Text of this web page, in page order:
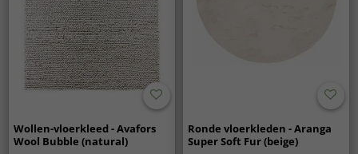
Wollen-vloerkleed - Avafors
Wool Bubble (natural)
Ronde vloerkleden - Aranga
Super Soft Fur (beige)